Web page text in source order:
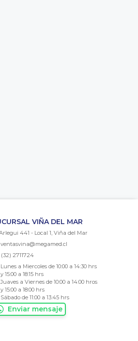
VIÑA DEL MAR
441 - Local 1, Viña del Mar
ventasvina@megamed.cl
(32) 2711724
Lunes a Miercoles de 10:00 a 14:30 hrs
y 15:00 a 18:15 hrs
Juaves a Viernes de 10:00 a 14:00 hros
y 15:00 a 18:00 hrs
Sábado de 11:00 a 13:45 hrs
Enviar mensaje